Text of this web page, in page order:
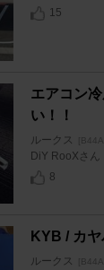
15
エアコン
い！！
ルークス
DiY RooXさん
8
KYB / カ
ルークス